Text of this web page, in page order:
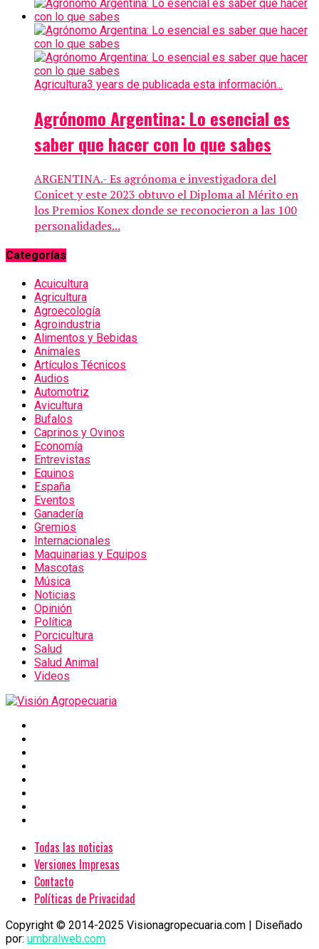
Agricultura3 years de publicada esta información...
Agrónomo Argentina: Lo esencial es
saber que hacer con lo que sabes
ARGENTINA.- Es agrónoma e investigadora del
Conicet y este 2023 obtuvo el Diploma al Mérito en
los Premios Konex donde se reconocieron a las 100
personalidades...
Categorías
Acuicultura
Agricultura
Agroecología
Agroindustria
Alimentos y Bebidas
Animales
Artículos Técnicos
Audios
Automotriz
Avicultura
Bufalos
Caprinos y Ovinos
Economía
Entrevistas
Equinos
España
Eventos
Ganadería
Gremios
Internacionales
Maquinarias y Equipos
Mascotas
Música
Noticias
Opinión
Política
Porcicultura
Salud
Salud Animal
Videos
Todas las noticias
Versiones Impresas
Contacto
Políticas de Privacidad
Copyright © 2014-2025 Visionagropecuaria.com | Diseñado
por: umbralweb.com